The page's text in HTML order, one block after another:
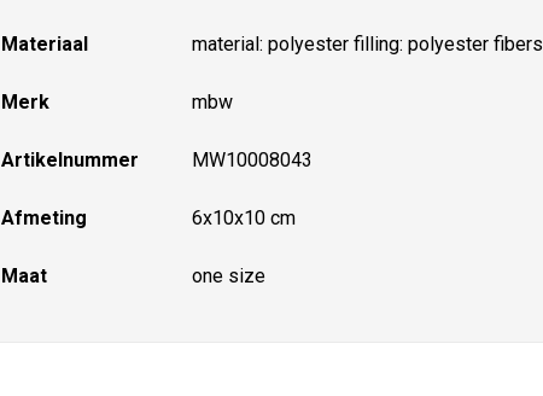
Materiaal material: polyester filling: polyester fibers
Merk mbw
Artikelnummer MW10008043
Afmeting 6x10x10 cm
Maat one size